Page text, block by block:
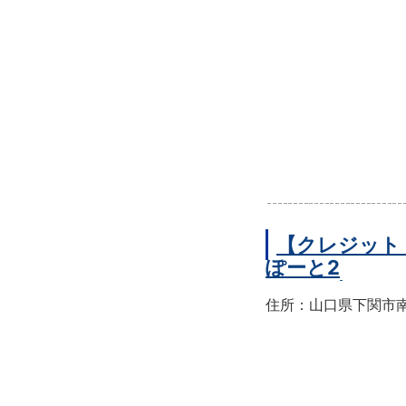
【クレジッ
ぽーと2
住所：山口県下関市